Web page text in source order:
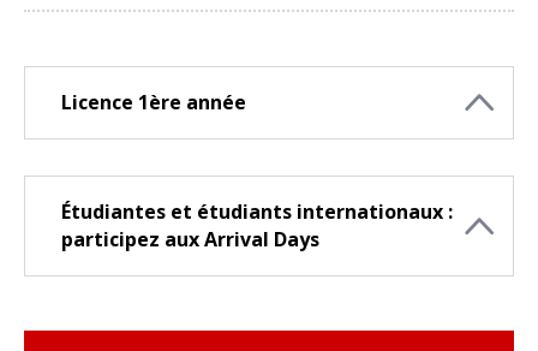
Licence 1ère année
Étudiantes et étudiants internationaux :
participez aux Arrival Days